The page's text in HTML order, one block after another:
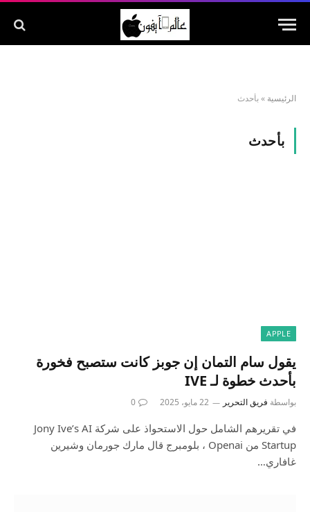
الرئيسية »بأحدث
بأحدث
APPLE
يقول سام التمان إن جوبز كانت ستصبح فخورة
بأحدث خطوة لـ IVE
بواسطة فريق التحرير 22 مايو، 2025 0
في تقريرهم الشامل حول الاستحواذ على شركة Jony Ive’s AI
Startup من Openai ، بلومبرج قال مارك جورمان وشيرين
غافاري…